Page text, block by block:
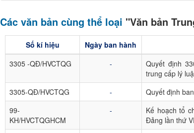
Các văn bản cùng thể loại "Văn bản
Số kí hiệu Ngày ban hành
3305 -QĐ/HVCTQG
-
Quyết định
trung cấp lý
3305-QĐ/HVCTQG
-
Quyết định
99-
KH/HVCTQGHCM
-
Kế hoạch tổ
Đảng lần thứ